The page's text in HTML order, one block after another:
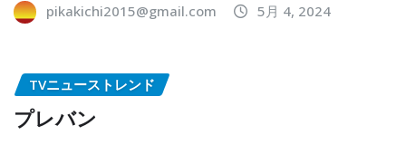
pikakichi2015@gmail.com 5月 4, 2024
TVニューストレンド
プレバン